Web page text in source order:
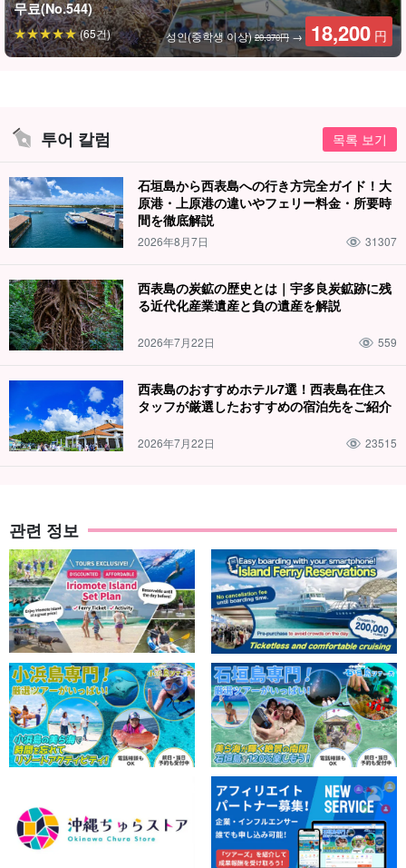
무료(No.544)
성인(중학생 이상)20,370円 → 18,200 円
(65건)
투어 칼럼 목록 보기
石垣島から西表島への行き方完全ガイド！大
原港・上原港の違いやフェリー料金・所要時
間を徹底解説
2026年8月7日 31307
西表島の炭鉱の歴史とは｜宇多良炭鉱跡に残
る近代化産業遺産と負の遺産を解説
2026年7月22日 559
西表島のおすすめホテル7選！西表島在住ス
タッフが厳選したおすすめの宿泊先をご紹介
2026年7月22日 23515
관련 정보